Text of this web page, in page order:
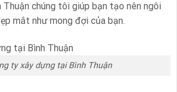
chúng tôi giúp bạn tạo nên ngôi
mắt như mong đợi của bạn.
ty xây dựng tại Bình Thuận